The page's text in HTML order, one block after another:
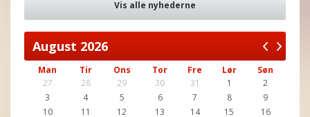
Vis alle nyhederne
August 2026
Man Tir Ons Tor Fre Lør
Søn
27
28 29 30 31 1
2
3
4 5 6 7 8
9
10
11 12 13 14 15 16